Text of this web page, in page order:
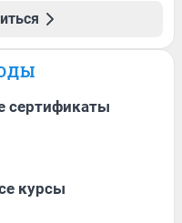
сертификаты
курсы